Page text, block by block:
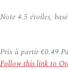
Note 4.5 étoiles,
Prix à partir€0.49
Follow this link to